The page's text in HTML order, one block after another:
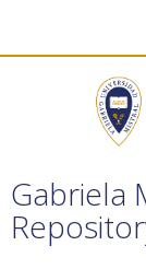
Gabriela